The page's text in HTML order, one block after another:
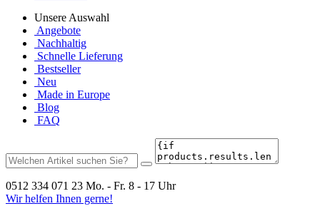
Unsere Auswahl
Angebote
Nachhaltig
Schnelle Lieferung
Bestseller
Neu
Made in Europe
Blog
FAQ
0512 334 071 23 Mo. - Fr. 8 - 17 Uhr
Wir helfen Ihnen gerne!